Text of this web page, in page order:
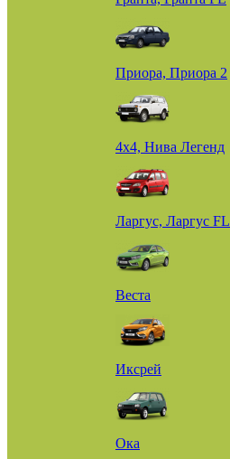
Приора, Приора 2
4х4, Нива Легенд
Ларгус, Ларгус FL
Веста
Иксрей
Ока